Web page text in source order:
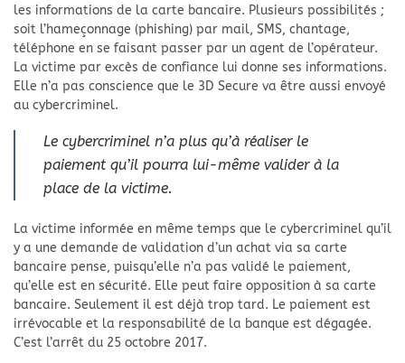
les informations de la carte bancaire. Plusieurs possibilités ;
soit l’hameçonnage (phishing) par mail, SMS, chantage,
téléphone en se faisant passer par un agent de l’opérateur.
La victime par excès de confiance lui donne ses informations.
Elle n’a pas conscience que le 3D Secure va être aussi envoyé
au cybercriminel.
Le cybercriminel n’a plus qu’à réaliser le
paiement qu’il pourra lui-même valider à la
place de la victime.
La victime informée en même temps que le cybercriminel qu’il
y a une demande de validation d’un achat via sa carte
bancaire pense, puisqu’elle n’a pas validé le paiement,
qu’elle est en sécurité. Elle peut faire opposition à sa carte
bancaire. Seulement il est déjà trop tard. Le paiement est
irrévocable et la responsabilité de la banque est dégagée.
C’est l’arrêt du 25 octobre 2017.